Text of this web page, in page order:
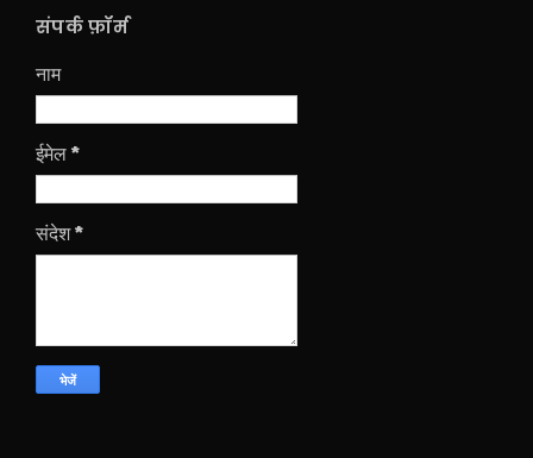
संपर्क फ़ॉर्म
नाम
ईमेल*
संदेश*